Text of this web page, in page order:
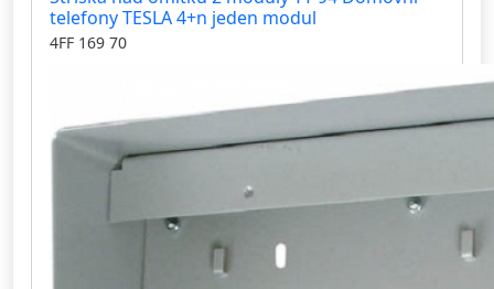
telefony TESLA 4+n jeden modul
4FF 169 70